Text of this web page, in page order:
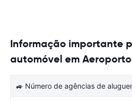
Informação importante
automóvel em
🚙 Número de agências de aluguer